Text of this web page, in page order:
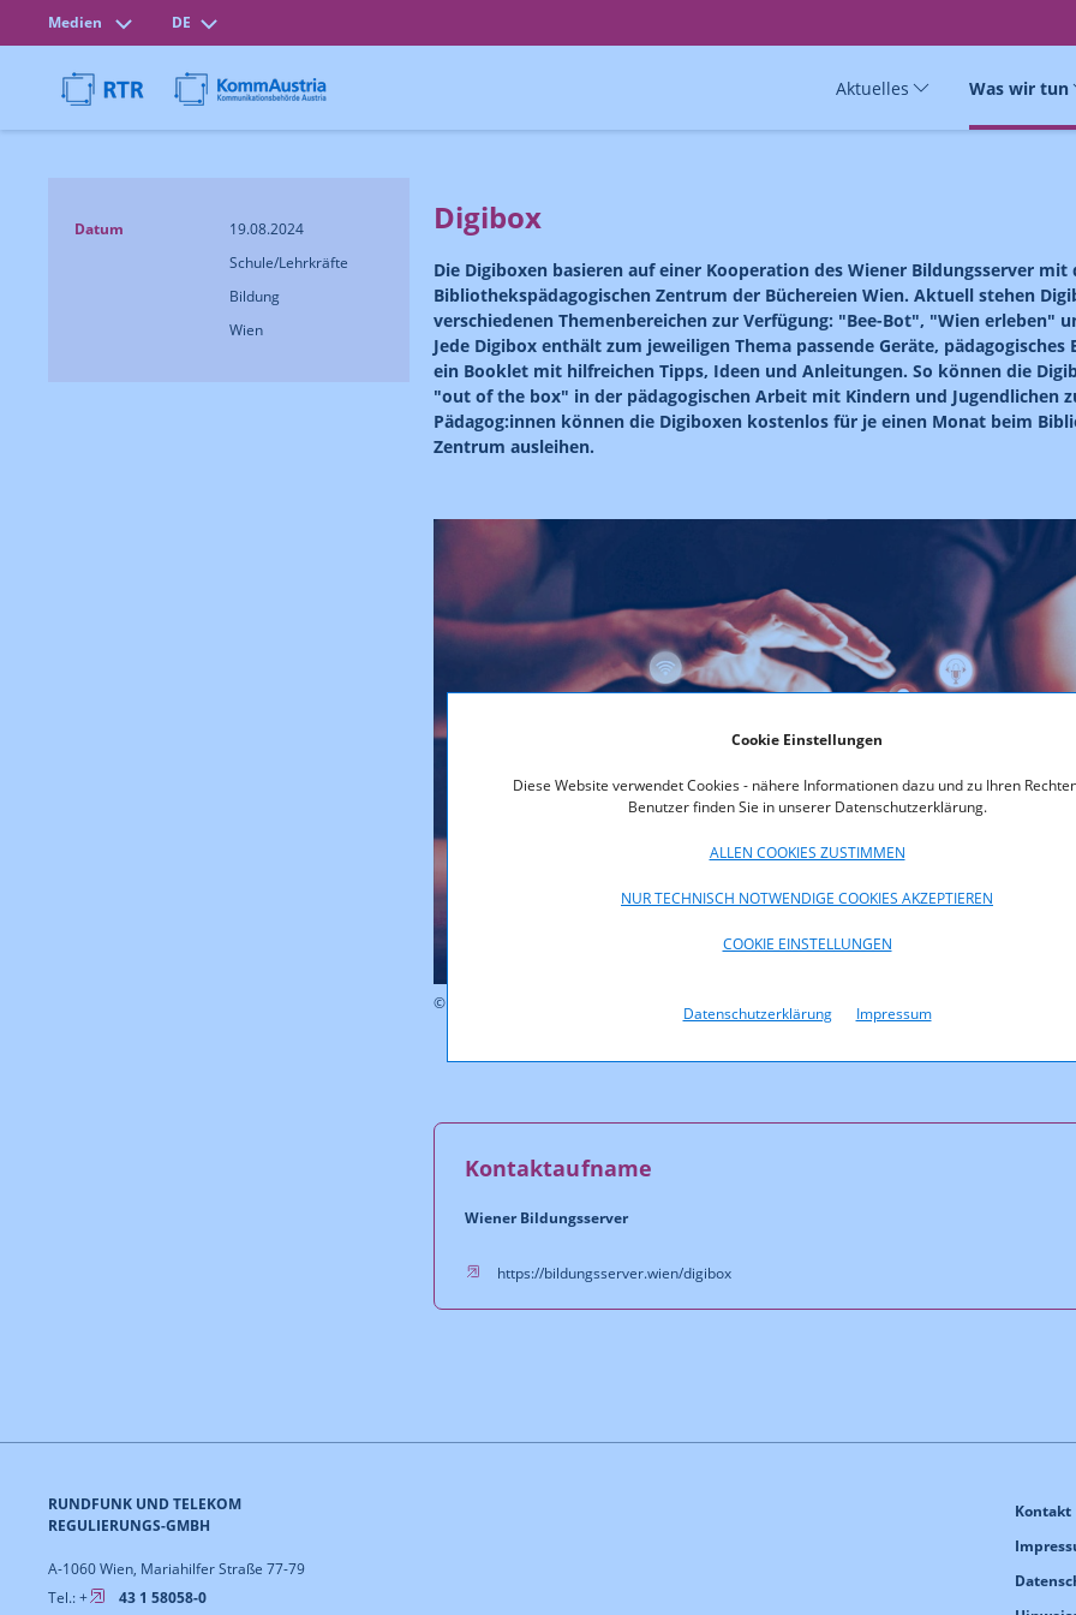
Cookie Einstellungen
Diese Website verwendet Cookies - nähere Informationen dazu und zu Ihren
Benutzer finden Sie in unserer Datenschutzerklärung.
ALLEN COOKIES ZUSTIMMEN
NUR TECHNISCH NOTWENDIGE COOKIES AKZEPTIEREN
COOKIE EINSTELLUNGEN
Datenschutzerklärung Impressum
Medien DE
Aktuelles Was wir tun
Datum
19.08.2024
Schule/Lehrkräfte
Bildung
Wien
Digibox
Die Digiboxen basieren auf einer Kooperation des Wiener Bildungsserver mit
Bibliothekspädagogischen Zentrum der Büchereien Wien. Aktuell stehen
verschiedenen Themenbereichen zur Verfügung: "Bee-Bot", "Wien erleben"
Jede Digibox enthält zum jeweiligen Thema passende Geräte,
ein Booklet mit hilfreichen Tipps, Ideen und Anleitungen. So können die
"out of the box" in der pädagogischen Arbeit mit Kindern und Jugendlichen
Pädagog:innen können die Digiboxen kostenlos für je einen Monat beim
Zentrum ausleihen.
© iStock.com/ipopba
Kontaktaufname
Wiener Bildungsserver
https://bildungsserver.wien/digibox
RUNDFUNK UND TELEKOM
REGULIERUNGS-GMBH
A-1060 Wien, Mariahilfer Straße 77-79
Tel.: +
43 1 58058-0
Kontakt